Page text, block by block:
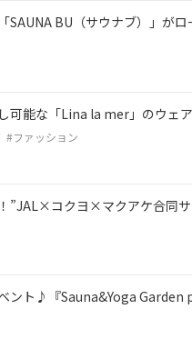
SAUNA BU（サウナブ）」が
能な「Lina la mer」のウェ
#ファッション
”JAL×コクヨ×マクアケ合同
ント♪『Sauna&Yoga Garden